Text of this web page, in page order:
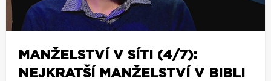
MANŽELSTVÍ V SÍTI (4/7):
NEJKRATŠÍ MANŽELSTVÍ V BIBLI